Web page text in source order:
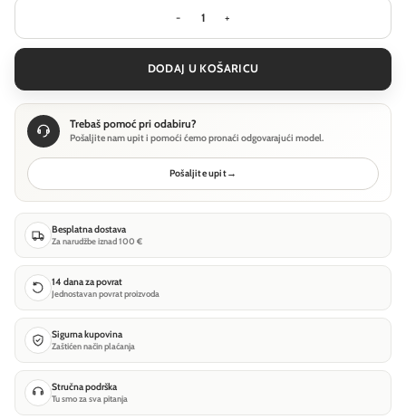
Pejzažna rasvjeta Ideal Lux STYLE
DODAJ U KOŠARICU
Trebaš pomoć pri odabiru?
Pošaljite nam upit i pomoći ćemo pronaći odgovarajući model.
Pošaljite upit→
Besplatna dostava
Za narudžbe iznad 100 €
14 dana za povrat
Jednostavan povrat proizvoda
Sigurna kupovina
Zaštićen način plaćanja
Stručna podrška
Tu smo za sva pitanja